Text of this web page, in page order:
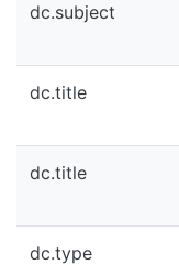
dc.subject
dc.title
dc.title
dc.type